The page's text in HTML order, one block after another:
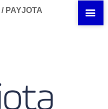
/ PAYJOTA